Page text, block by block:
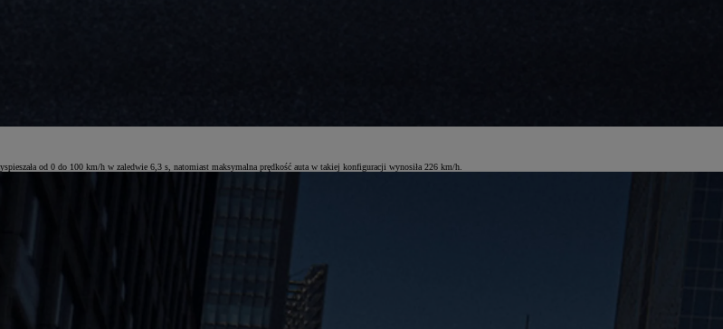
od 0 do 100 km/h w zaledwie 6,3 s, natomiast maksymalna prędkość auta w takiej konfiguracji wynosiła 226 km/h.